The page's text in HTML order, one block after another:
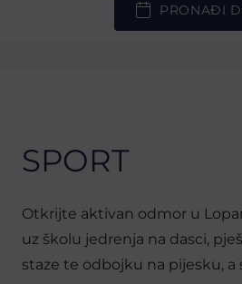
PRONAĐI
SPORT
Otkrijte aktivan odmor u
uz školu jedrenja na dasci,
staze te odbojku na pijesku, a